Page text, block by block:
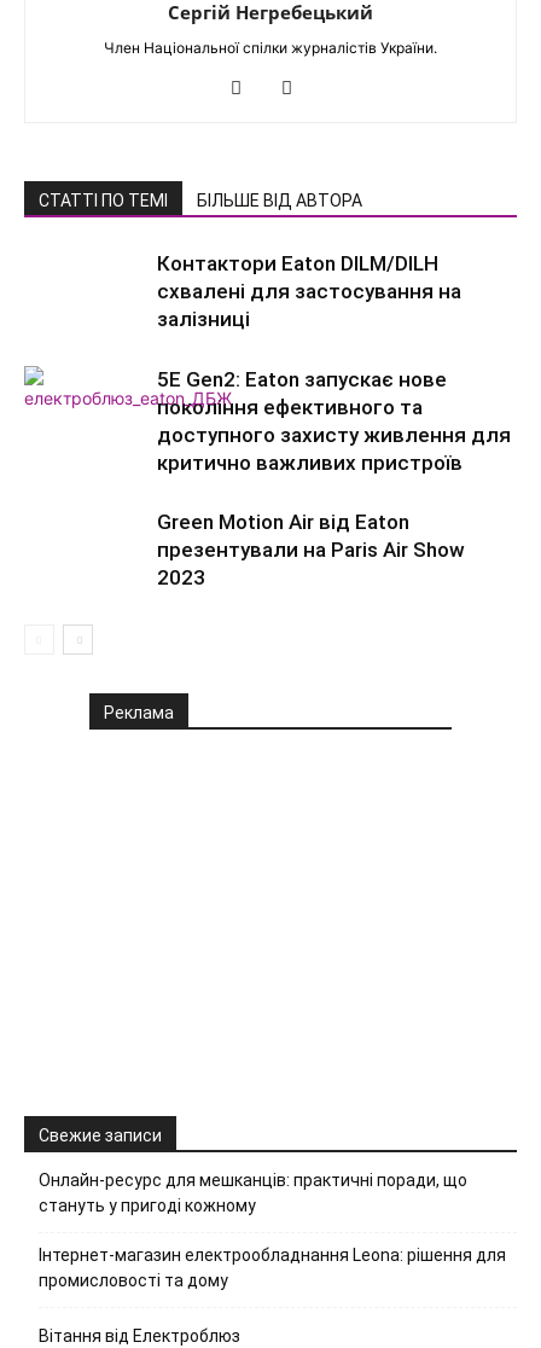
Сергій Негребецький
Член Національної спілки журналістів України.
СТАТТІ ПО ТЕМІ БІЛЬШЕ ВІД АВТОРА
Контактори Eaton DILM/DILH
схвалені для застосування на
залізниці
5E Gen2: Eaton запускає нове
покоління ефективного та
доступного захисту живлення для
критично важливих пристроїв
Green Motion Air від Eaton
презентували на Paris Air Show
2023
Реклама
Свежие записи
Онлайн-ресурс для мешканців: практичні поради, що
стануть у пригоді кожному
Інтернет-магазин електрообладнання Leona: рішення для
промисловості та дому
Вітання від Електроблюз